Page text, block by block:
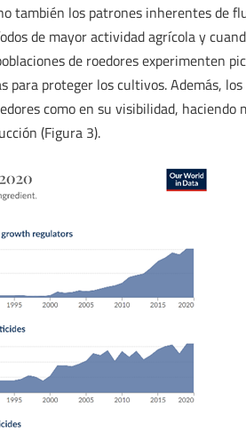
también los patrones inherentes de
de mayor actividad agrícola y
de roedores experimenten
proteger los cultivos. Además, los
como en su visibilidad, haciendo
(Figura 3).